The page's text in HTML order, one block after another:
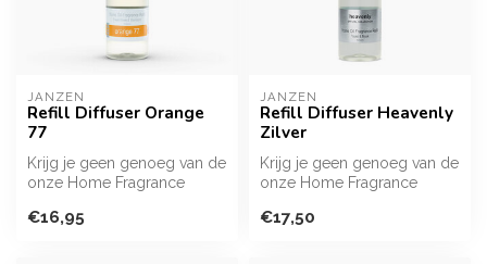
JANZEN
Refill Diffuser Orange
77
Krijg je geen genoeg van de
onze Home Fragrance
je j...
€16,95
JANZEN
Refill Diffuser Heavenly
Zilver
Krijg je geen genoeg van de
onze Home Fragrance
je j...
€17,50